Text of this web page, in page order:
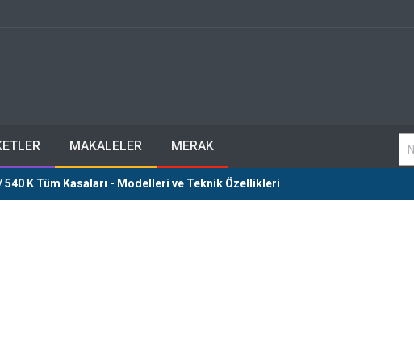
MAKALELER MERAK
540 K Tüm Kasaları - Modelleri ve Teknik Özellikleri